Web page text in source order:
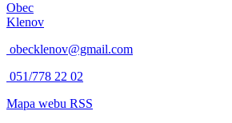
Obec
Klenov
obecklenov@gmail.com
051/778 22 02
Mapa webu RSS